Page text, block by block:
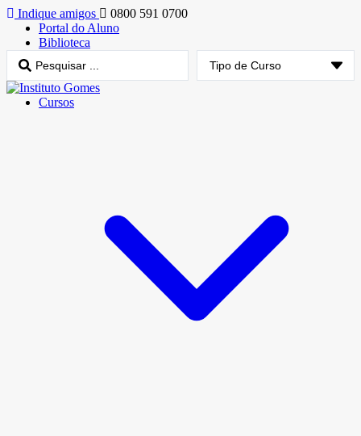
Indique amigos
0800 591 0700
Portal do Aluno
Biblioteca
Cursos